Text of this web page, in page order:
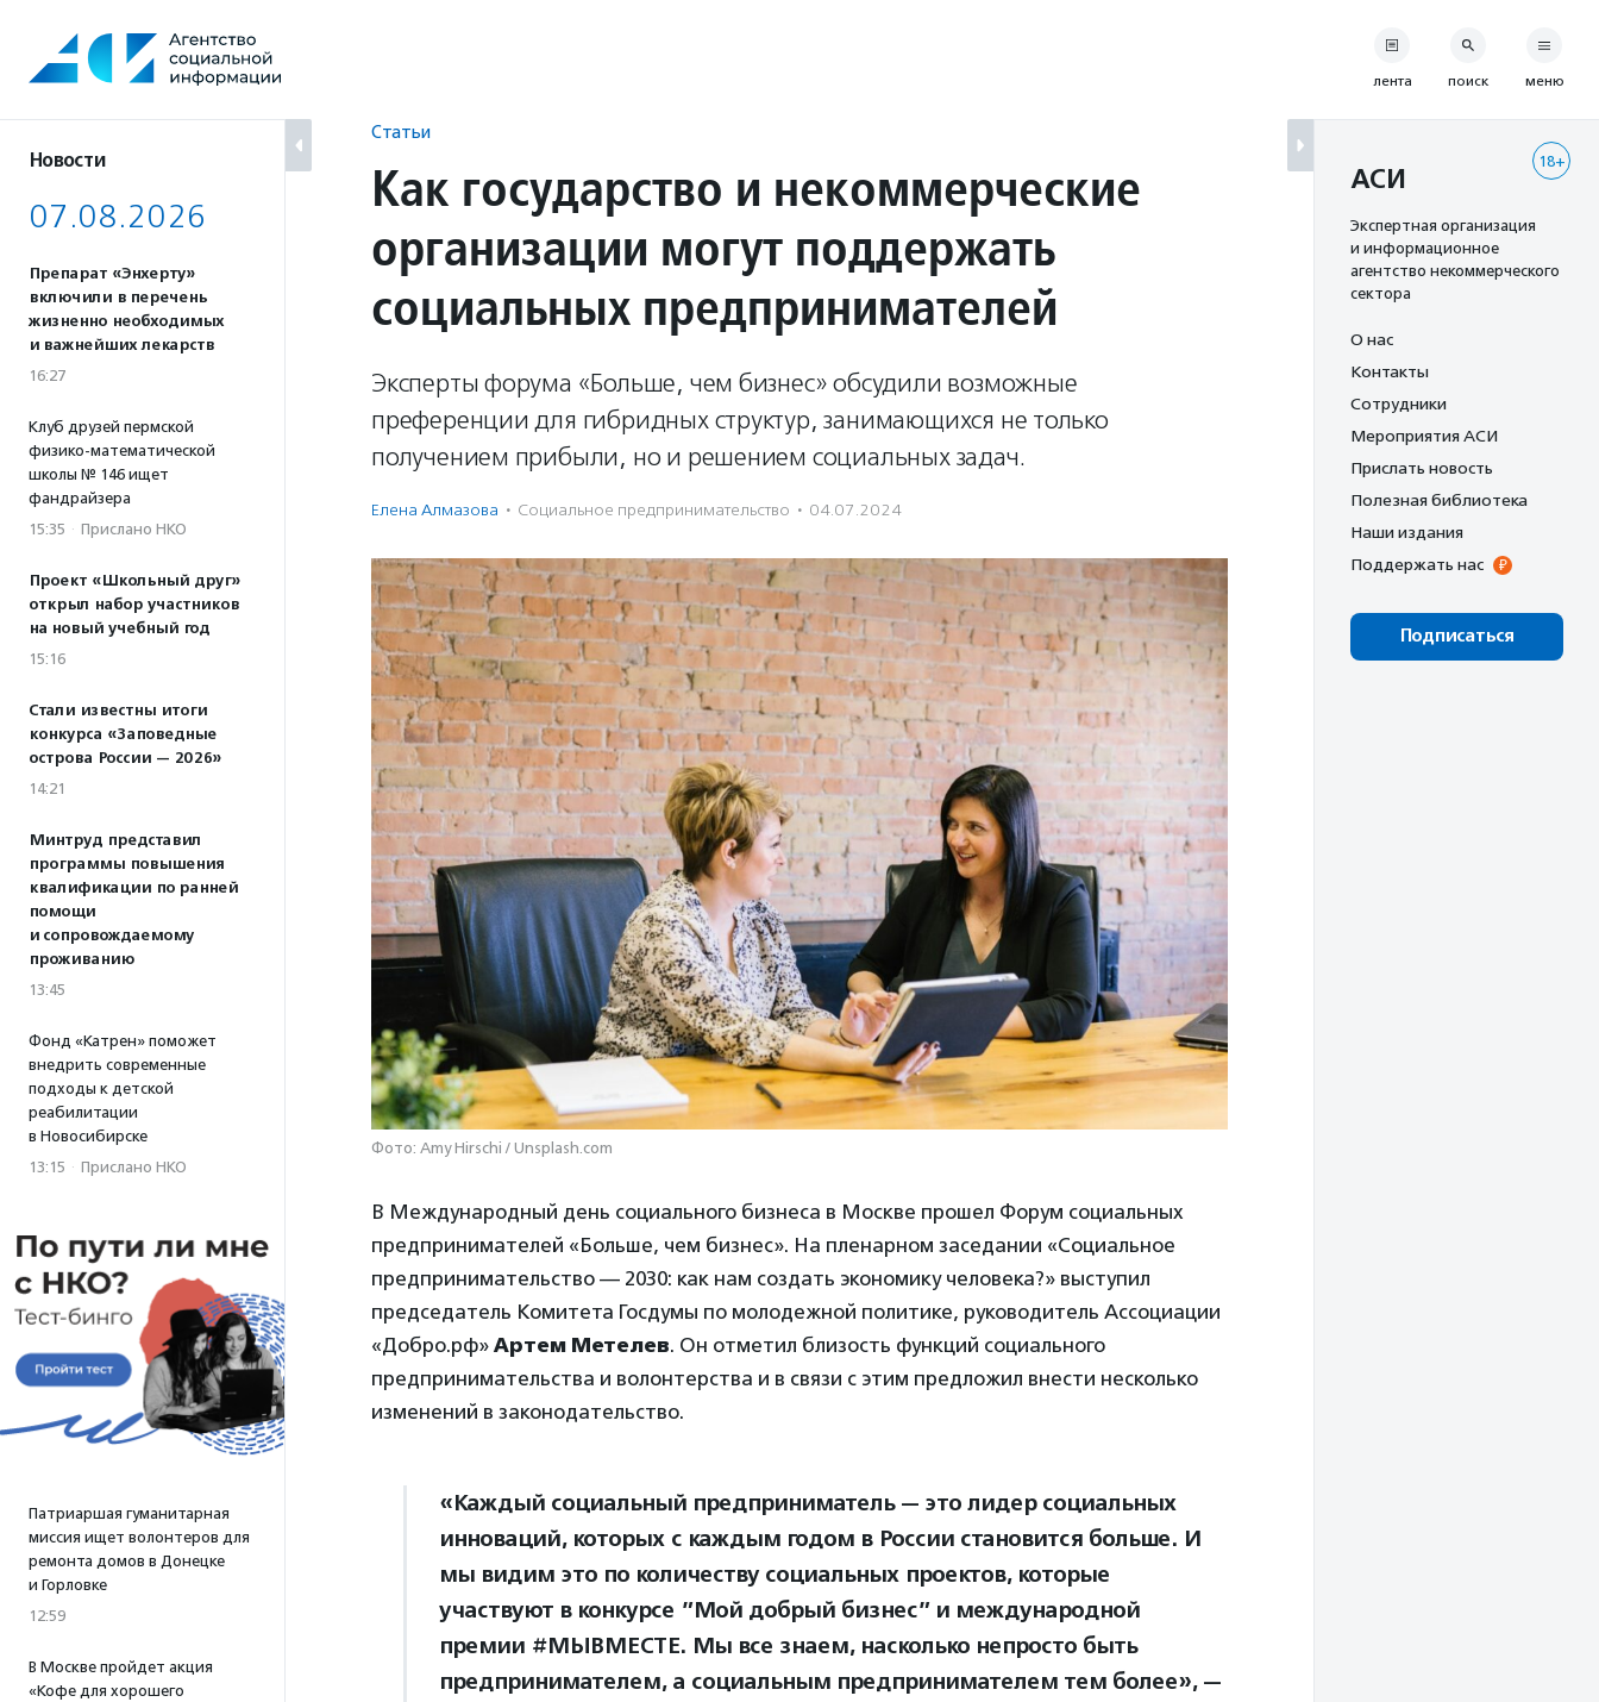
содержанию
Новости
07.08.2026
Препарат «Энхерту»
включили в перечень
жизненно необходимых
и важнейших лекарств
16:27
Клуб друзей пермской
физико-математической
школы № 146 ищет
фандрайзера
15:35 · Прислано НКО
Проект «Школьный друг»
открыл набор участников
на новый учебный год
15:16
Стали известны итоги
конкурса «Заповедные
острова России — 2026»
14:21
Минтруд представил
программы повышения
квалификации по ранней
помощи
и сопровождаемому
проживанию
13:45
Фонд «Катрен» поможет
внедрить современные
подходы к детской
реабилитации
в Новосибирске
13:15 · Прислано НКО
Патриаршая гуманитарная
миссия ищет волонтеров для
ремонта домов в Донецке
и Горловке
12:59
В Москве пройдет акция
«Кофе для хорошего
Статьи
Как государство и некоммерческие
организации могут поддержать
социальных предпринимателей
Эксперты форума «Больше, чем бизнес» обсудили возможные
преференции для гибридных структур, занимающихся не только
получением прибыли, но и решением социальных задач.
Елена Алмазова · Социальное предпри­нима­тель­ство · 04.07.2024
Фото: Amy Hirschi / Unsplash.com
В Международный день социального бизнеса в Москве прошел Форум социальных
предпринимателей «Больше, чем бизнес». На пленарном заседании «Социальное
предпринимательство — 2030: как нам создать экономику человека?» выступил
председатель Комитета Госдумы по молодежной политике, руководитель Ассоциации
«Добро.рф» Артем Метелев. Он отметил близость функций социального
предпринимательства и волонтерства и в связи с этим предложил внести несколько
изменений в законодательство.
«Каждый социальный предприниматель — это лидер социальных
инноваций, которых с каждым годом в России становится больше. И
мы видим это по количеству социальных проектов, которые
участвуют в конкурсе ”Мой добрый бизнес” и международной
премии #МЫВМЕСТЕ. Мы все знаем, насколько непросто быть
предпринимателем, а социальным предпринимателем тем более», —
лента поиск меню
18+
АСИ
Экспертная организация
и информационное
агентство некоммерческого
сектора
О нас
Контакты
Сотрудники
Мероприятия АСИ
Прислать новость
Полезная библиотека
Наши издания
Поддержать нас
Подписаться